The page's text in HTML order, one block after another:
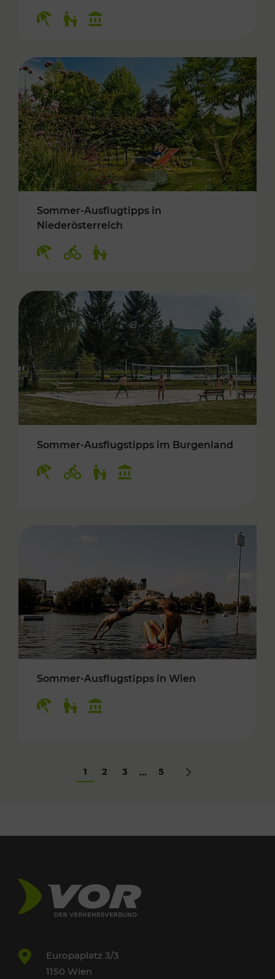
Sommer-Ausflugtipps in
Niederösterreich
Sommer-Ausflugstipps im Burgenland
Sommer-Ausflugstipps in Wien
1 2 3 ... 5 Nächstes
Europaplatz 3/3
1150 Wien